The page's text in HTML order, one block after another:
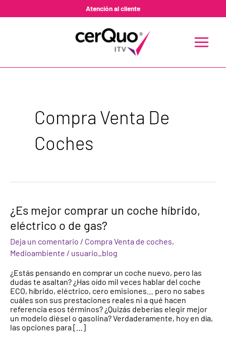
Atención al cliente
MENU
Compra Venta De
Coches
¿Es mejor comprar un coche híbrido,
eléctrico o de gas?
Deja un comentario / Compra Venta de coches,
Medioambiente / usuario_blog
¿Estás pensando en comprar un coche nuevo, pero las
dudas te asaltan? ¿Has oído mil veces hablar del coche
ECO, híbrido, eléctrico, cero emisiones… pero no sabes
cuáles son sus prestaciones reales ni a qué hacen
referencia esos términos? ¿Quizás deberías elegir mejor
un modelo diésel o gasolina? Verdaderamente, hoy en día,
las opciones para […]
¿Es
mejor
comprar
coche
híbrido,
o
de
gas?